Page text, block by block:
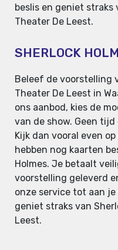
beslis en geniet straks
Theater De Leest.
SHERLOCK
Beleef de voorstelling
Theater De Leest in
ons aanbod, kies de
van de show. Geen
Kijk dan vooral even
hebben nog kaarten
Holmes. Je betaalt
voorstelling geleverd
onze service tot aan je
geniet straks van
Leest.